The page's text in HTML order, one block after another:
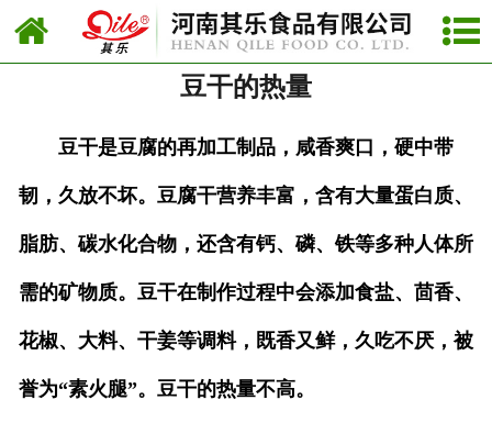
网站首页
行业新闻
新品上市
豆干的热量
豆干是豆腐的再加工制品，咸香爽口，硬中带
韧，久放不坏。豆腐干营养丰富，含有大量蛋白质、
脂肪、碳水化合物，还含有钙、磷、铁等多种人体所
需的矿物质。豆干在制作过程中会添加食盐、茴香、
花椒、大料、干姜等调料，既香又鲜，久吃不厌，被
誉为“素火腿”。豆干的热量不高。